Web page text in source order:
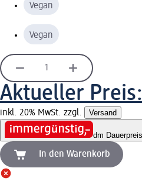
Vegan
Vegan
Aktueller Preis:
inkl. 20% MwSt. zzgl. Versand
dm Dauerpreis
In den Warenkorb